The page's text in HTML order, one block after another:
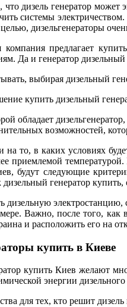
дизель генератор может
системы
дизельгенераторы
компания предлагает
Да и генератор
выбирая дизельный
купить дизельный
обладает
возможностей,
то, в каких условиях
приемлемой
будут следующие
дизельный генератор
дизельную
Важно, после того,
и расположить его на
купить в Киеве
купить Киев желают
энергии
для тех, кто решит дизель